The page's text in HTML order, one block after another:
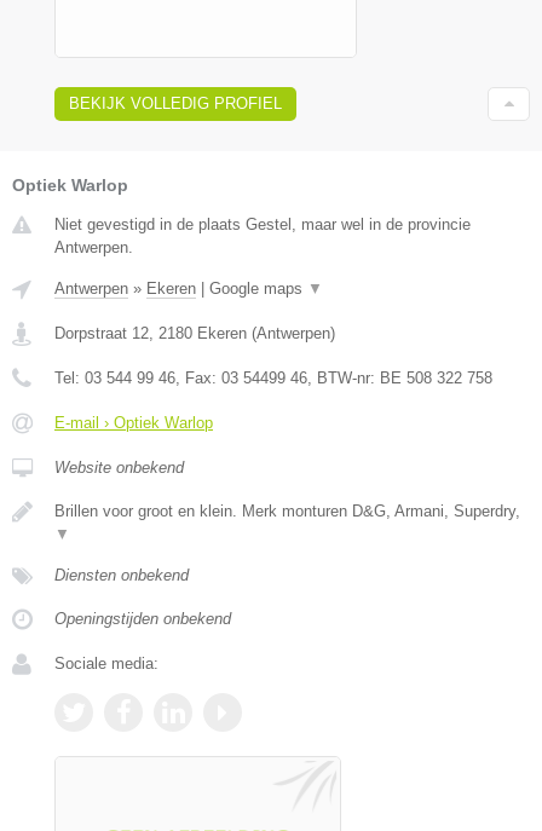
BEKIJK VOLLEDIG PROFIEL
Optiek Warlop
Niet gevestigd in de plaats Gestel, maar wel in de provincie
Antwerpen.
Antwerpen » Ekeren Google maps ▼
Dorpstraat 12 2180 Ekeren (Antwerpen)
Tel: 03 544 99 46 , Fax: 03 54499 46 , BTW-nr: BE 508 322 758
E-mail › Optiek Warlop
Website onbekend
Brillen voor groot en klein. Merk monturen D&G, Armani, Superdry,
▼
Diensten onbekend
Openingstijden onbekend
Sociale media: